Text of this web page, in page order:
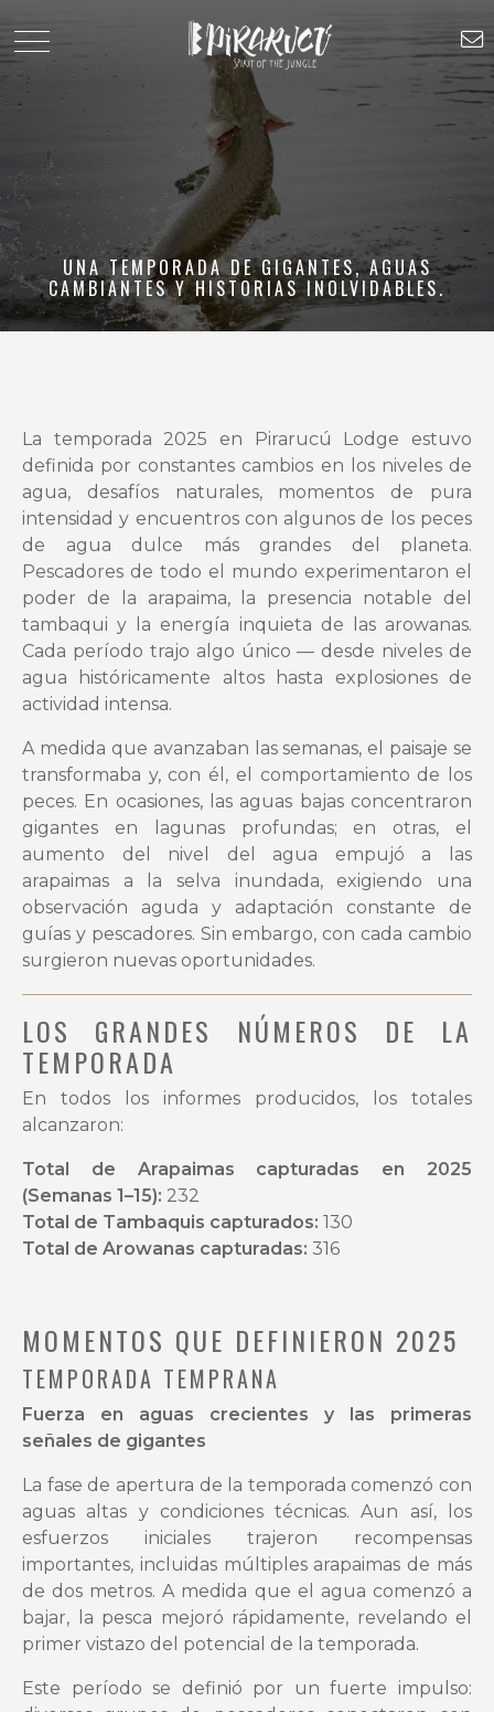
UNA TEMPORADA DE GIGANTES, AGUAS
CAMBIANTES Y HISTORIAS INOLVIDABLES.
La temporada 2025 en Pirarucú Lodge estuvo
definida por constantes cambios en los niveles de
agua, desafíos naturales, momentos de pura
intensidad y encuentros con algunos de los peces
de agua dulce más grandes del planeta.
Pescadores de todo el mundo experimentaron el
poder de la arapaima, la presencia notable del
tambaqui y la energía inquieta de las arowanas.
Cada período trajo algo único — desde niveles de
agua históricamente altos hasta explosiones de
actividad intensa.
A medida que avanzaban las semanas, el paisaje se
transformaba y, con él, el comportamiento de los
peces. En ocasiones, las aguas bajas concentraron
gigantes en lagunas profundas; en otras, el
aumento del nivel del agua empujó a las
arapaimas a la selva inundada, exigiendo una
observación aguda y adaptación constante de
guías y pescadores. Sin embargo, con cada cambio
surgieron nuevas oportunidades.
LOS GRANDES NÚMEROS DE LA
TEMPORADA
En todos los informes producidos, los totales
alcanzaron:
Total de Arapaimas capturadas en 2025
(Semanas 1–15): 232
Total de Tambaquis capturados: 130
Total de Arowanas capturadas: 316
MOMENTOS QUE DEFINIERON 2025
TEMPORADA TEMPRANA
Fuerza en aguas crecientes y las primeras
señales de gigantes
La fase de apertura de la temporada comenzó con
aguas altas y condiciones técnicas. Aun así, los
esfuerzos iniciales trajeron recompensas
importantes, incluidas múltiples arapaimas de más
de dos metros. A medida que el agua comenzó a
bajar, la pesca mejoró rápidamente, revelando el
primer vistazo del potencial de la temporada.
Este período se definió por un fuerte impulso: